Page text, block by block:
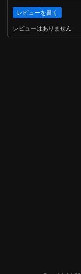
レビューはありません